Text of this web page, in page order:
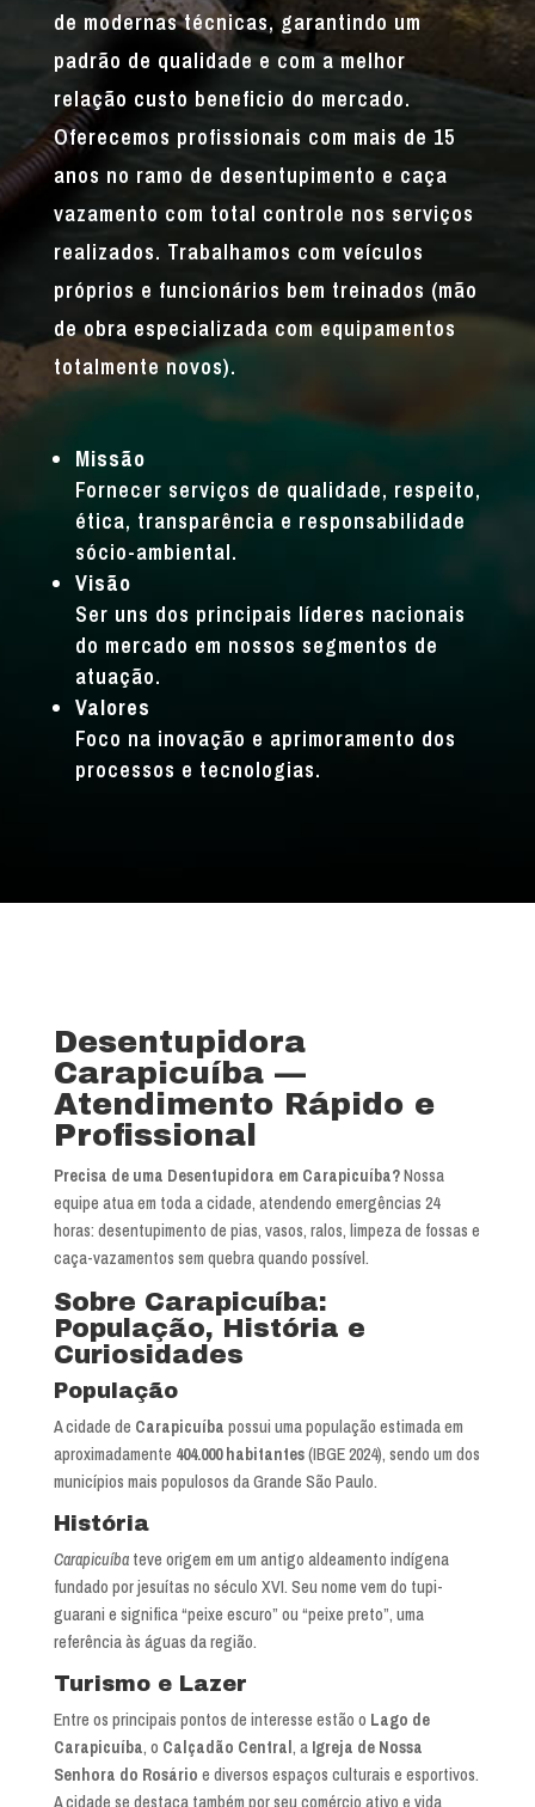
de modernas técnicas, garantindo um
padrão de qualidade e com a melhor
relação custo beneficio do mercado.
Oferecemos profissionais com mais de 15
anos no ramo de desentupimento e caça
vazamento com total controle nos serviços
realizados. Trabalhamos com veículos
próprios e funcionários bem treinados (mão
de obra especializada com equipamentos
totalmente novos).
Missão
Fornecer serviços de qualidade, respeito,
ética, transparência e responsabilidade
sócio-ambiental.
Visão
Ser uns dos principais líderes nacionais
do mercado em nossos segmentos de
atuação.
Valores
Foco na inovação e aprimoramento dos
processos e tecnologias.
Desentupidora
Carapicuíba —
Atendimento Rápido e
Profissional
Precisa de uma Desentupidora em Carapicuíba?Nossa
equipe atua em toda a cidade, atendendo emergências 24
horas: desentupimento de pias, vasos, ralos, limpeza de fossas e
caça-vazamentos sem quebra quando possível.
Sobre Carapicuíba:
População, História e
Curiosidades
População
A cidade de Carapicuíba possui uma população estimada em
aproximadamente 404.000 habitantes(IBGE 2024), sendo um dos
municípios mais populosos da Grande São Paulo.
História
Carapicuíbateve origem em um antigo aldeamento indígena
fundado por jesuítas no século XVI. Seu nome vem do tupi-
guarani e significa “peixe escuro” ou “peixe preto”, uma
referência às águas da região.
Turismo e Lazer
Entre os principais pontos de interesse estão o Lago de
Carapicuíba, o Calçadão Central, a Igreja de Nossa
Senhora do Rosário e diversos espaços culturais e esportivos.
A cidade se destaca também por seu comércio ativo e vida